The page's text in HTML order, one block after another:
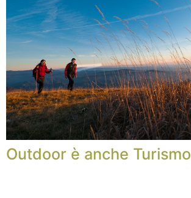
Outdoor è anche Turismo